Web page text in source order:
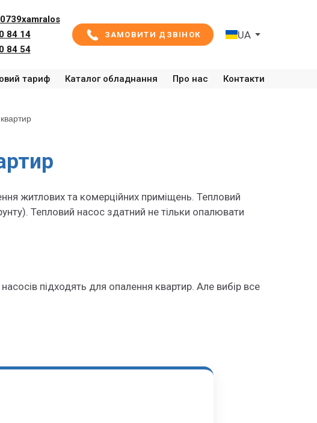
84 14
84 54
ЗАМОВИТИ ДЗВІНОК UA
тариф Каталог обладнання Про нас Контакти
житлових та комерційних приміщень. Тепловий
Тепловий насос здатний не тільки опалювати
насосів підходять для опалення квартир. Але вибір все